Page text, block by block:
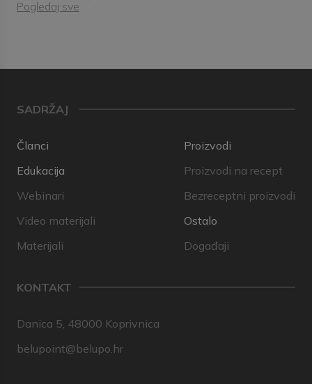
Pogledaj sve
SADRŽAJ
Članci
Edukacija
Webinari
Video materijali
Materijali
Proizvodi
Proizvodi na recept
Bezreceptni proizvodi
Ostalo
Događaji
KONTAKT
Danica 5, 48000 Koprivnica
belupoint@belupo.hr